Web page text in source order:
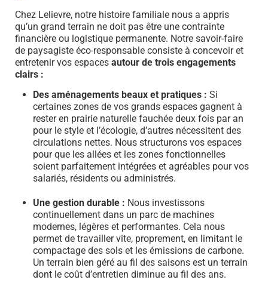
Chez Lelievre, notre histoire familiale nous a appris
qu’un grand terrain ne doit pas être une contrainte
financière ou logistique permanente. Notre savoir-faire
de paysagiste éco-responsable consiste à concevoir et
entretenir vos espaces autour de trois engagements
clairs :
Des aménagements beaux et pratiques : Si
certaines zones de vos grands espaces gagnent à
rester en prairie naturelle fauchée deux fois par an
pour le style et l’écologie, d’autres nécessitent des
circulations nettes. Nous structurons vos espaces
pour que les allées et les zones fonctionnelles
soient parfaitement intégrées et agréables pour vos
salariés, résidents ou administrés.
Une gestion durable : Nous investissons
continuellement dans un parc de machines
modernes, légères et performantes. Cela nous
permet de travailler vite, proprement, en limitant le
compactage des sols et les émissions de carbone.
Un terrain bien géré au fil des saisons est un terrain
dont le coût d’entretien diminue au fil des ans.